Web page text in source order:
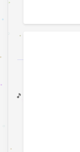
🎵